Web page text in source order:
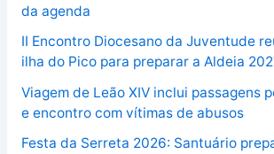
da agenda
II Encontro Diocesano da Juventude
ilha do Pico para preparar a Aldeia
Viagem de Leão XIV inclui passagens
e encontro com vítimas de abusos
Festa da Serreta 2026: Santuário